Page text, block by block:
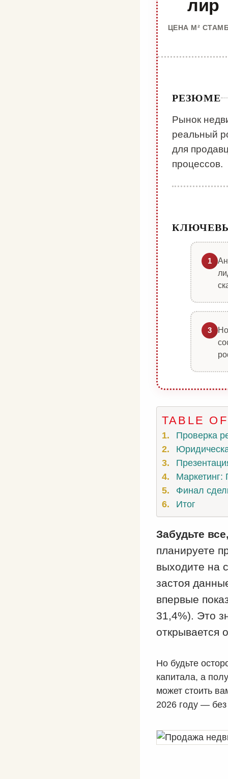
лир
ЦЕНА М²
РЕЗЮМЕ
Рынок
реальный
для
процессов.
1
3
TABLE
Проверка
Маркетинг:
Финал
Итог
Забудьте
планируете
выходите на
застоя
впервые
31,4%). Это
открывается
Но будьте
капитала, а
может стоить
2026 году —